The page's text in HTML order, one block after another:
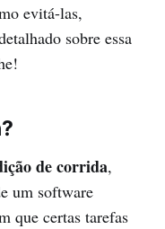
evitá-las,
sobre essa
de corrida,
um software
que certas tarefas